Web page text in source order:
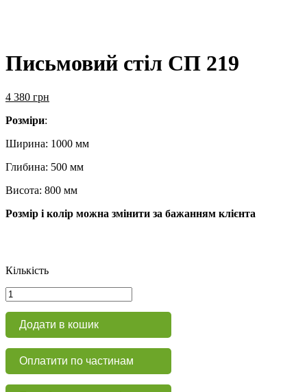
Письмовий стіл СП 219
4 380 грн
Розміри:
Ширина: 1000 мм
Глибина: 500 мм
Висота: 800 мм
Розмір і колір можна змінити за бажанням клієнта
Кількість
Письмовий
стіл
СП
219
кількість
Додати в кошик
Оплатити по частинам